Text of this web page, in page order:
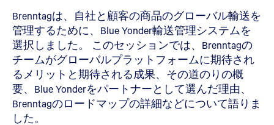
Brenntagは、自社と顧客の商品のグローバル輸送を
管理するために、Blue Yonder輸送管理システムを
選択しました。 このセッションでは、Brenntagの
チームがグローバルプラットフォームに期待され
るメリットと期待される成果、その道のりの概
要、Blue Yonderをパートナーとして選んだ理由、
Brenntagのロードマップの詳細などについて語りま
した。